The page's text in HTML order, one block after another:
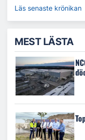
Läs senaste krönikan
MEST LÄSTA